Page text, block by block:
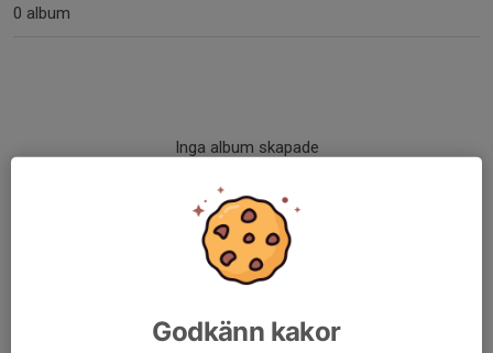
0 album
Inga album skapade
Godkänn kakor